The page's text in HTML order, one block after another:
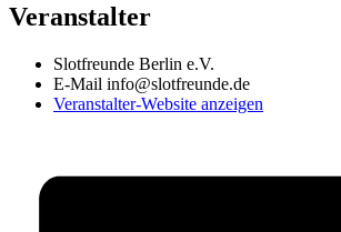
Veranstalter
Slotfreunde Berlin e.V.
E-Mail info@slotfreunde.de
Veranstalter-Website anzeigen